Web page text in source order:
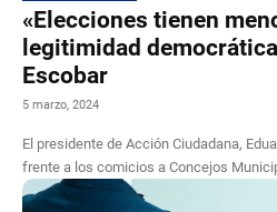
«Elecciones tienen
legitimidad
Escobar
5 marzo, 2024
El presidente de Acción Ciudadana,
frente a los comicios a Concejos